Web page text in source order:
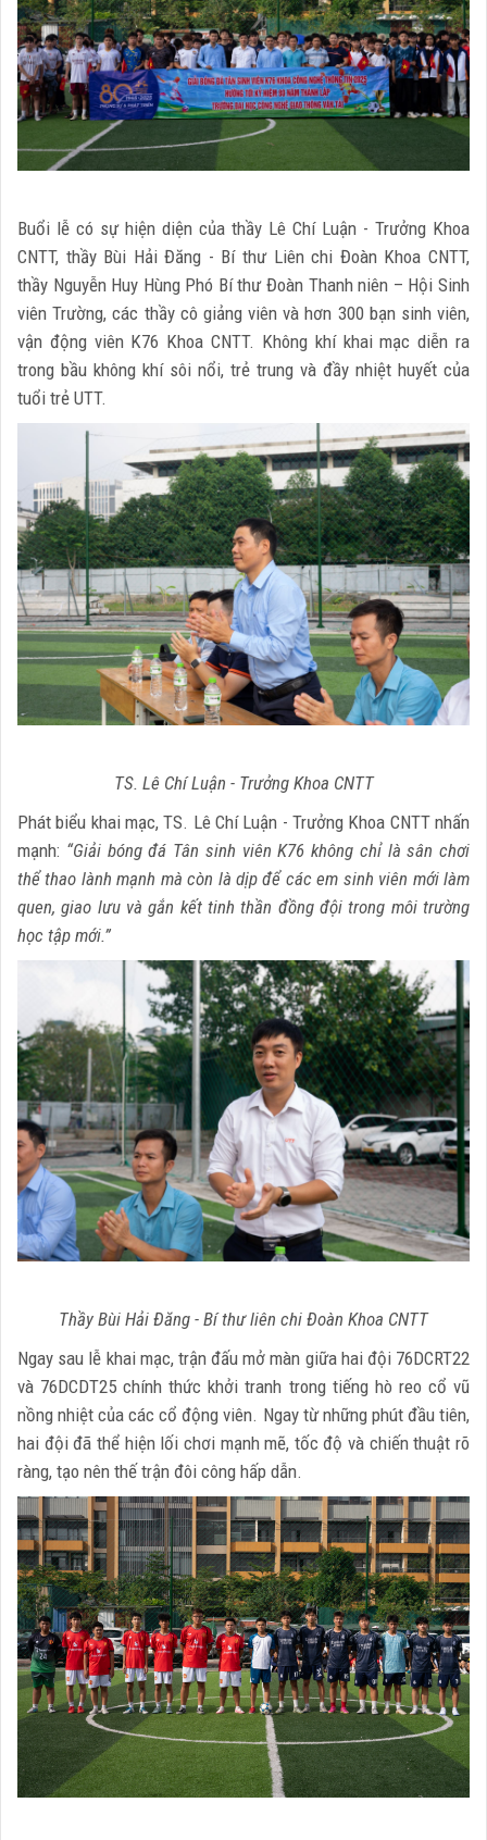
Buổi lễ có sự hiện diện của thầy Lê Chí Luận - Trưởng Khoa
CNTT, thầy Bùi Hải Đăng - Bí thư Liên chi Đoàn Khoa CNTT,
thầy Nguyễn Huy Hùng Phó Bí thư Đoàn Thanh niên – Hội Sinh
viên Trường, các thầy cô giảng viên và hơn 300 bạn sinh viên,
vận động viên K76 Khoa CNTT. Không khí khai mạc diễn ra
trong bầu không khí sôi nổi, trẻ trung và đầy nhiệt huyết của
tuổi trẻ UTT.
TS. Lê Chí Luận - Trưởng Khoa CNTT
Phát biểu khai mạc, TS. Lê Chí Luận - Trưởng Khoa CNTT nhấn
mạnh: “Giải bóng đá Tân sinh viên K76 không chỉ là sân chơi
thể thao lành mạnh mà còn là dịp để các em sinh viên mới làm
quen, giao lưu và gắn kết tinh thần đồng đội trong môi trường
học tập mới.”
Thầy Bùi Hải Đăng - Bí thư liên chi Đoàn Khoa CNTT
Ngay sau lễ khai mạc, trận đấu mở màn giữa hai đội 76DCRT22
và 76DCDT25 chính thức khởi tranh trong tiếng hò reo cổ vũ
nồng nhiệt của các cổ động viên. Ngay từ những phút đầu tiên,
hai đội đã thể hiện lối chơi mạnh mẽ, tốc độ và chiến thuật rõ
ràng, tạo nên thế trận đôi công hấp dẫn.